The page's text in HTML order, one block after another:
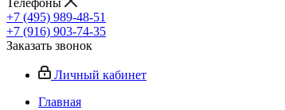
Телефоны
+7 (495) 989-48-51
+7 (916) 903-74-35
Заказать звонок
Личный кабинет
Главная